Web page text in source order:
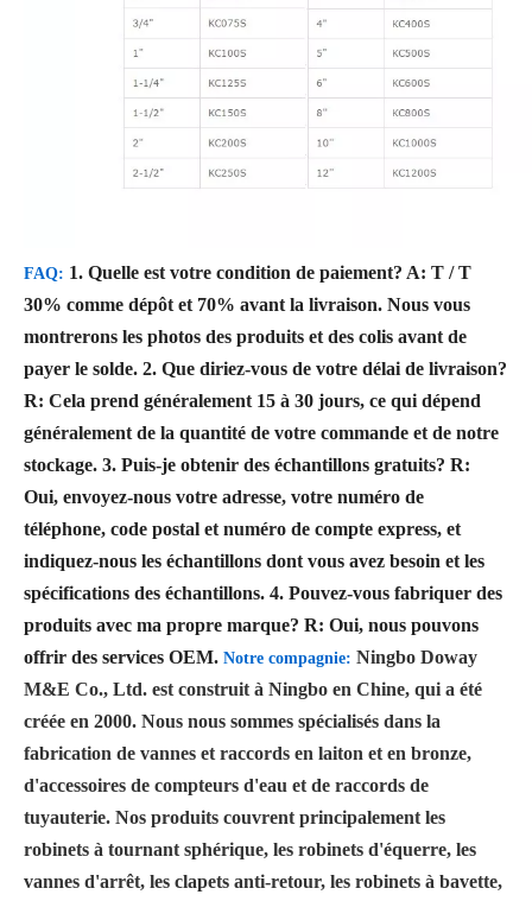
FAQ: 1. Quelle est votre condition de paiement? A: T / T
30% comme dépôt et 70% avant la livraison. Nous vous
montrerons les photos des produits et des colis avant de
payer le solde. 2. Que diriez-vous de votre délai de livraison?
R: Cela prend généralement 15 à 30 jours, ce qui dépend
généralement de la quantité de votre commande et de notre
stockage. 3. Puis-je obtenir des échantillons gratuits? R:
Oui, envoyez-nous votre adresse, votre numéro de
téléphone, code postal et numéro de compte express, et
indiquez-nous les échantillons dont vous avez besoin et les
spécifications des échantillons. 4. Pouvez-vous fabriquer des
produits avec ma propre marque? R: Oui, nous pouvons
offrir des services OEM. Notre compagnie: Ningbo Doway
M&E Co., Ltd. est construit à Ningbo en Chine, qui a été
créée en 2000. Nous nous sommes spécialisés dans la
fabrication de vannes et raccords en laiton et en bronze,
d'accessoires de compteurs d'eau et de raccords de
tuyauterie. Nos produits couvrent principalement les
robinets à tournant sphérique, les robinets d'équerre, les
vannes d'arrêt, les clapets anti-retour, les robinets à bavette,